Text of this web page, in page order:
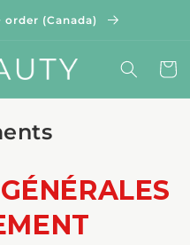
(Canada)
Panier